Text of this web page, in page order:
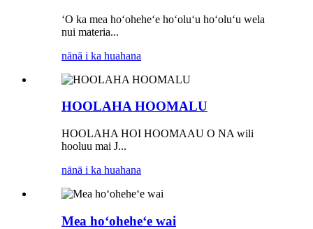
ʻO ka mea hoʻoheheʻe hoʻoluʻu hoʻoluʻu wela
nui materia...
nānā i ka huahana
HOOLAHA HOOMALU
HOOLAHA HOI HOOMAAU O NA wili
hooluu mai J...
nānā i ka huahana
Mea hoʻoheheʻe wai